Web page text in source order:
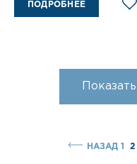
ПОДРОБНЕЕ
НАЗАД 1 2